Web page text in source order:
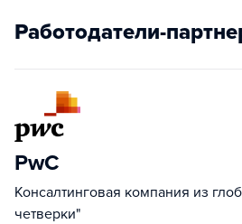
Работодатели-
PwC
Консалтинговая компания из
четверки"